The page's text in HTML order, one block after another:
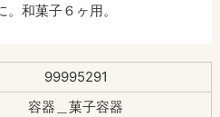
和菓子６ヶ用。
99995291
容器＿菓子容器